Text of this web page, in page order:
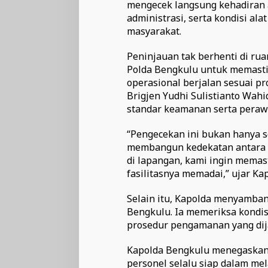
mengecek langsung
administrasi, serta kondisi
masyarakat.
Peninjauan tak berhenti di
Polda Bengkulu untuk
operasional berjalan sesuai
Brigjen Yudhi Sulistianto
standar keamanan serta
“Pengecekan ini bukan
membangun kedekatan
di lapangan, kami ingin
fasilitasnya memadai,” ujar
Selain itu, Kapolda
Bengkulu. Ia memeriksa
prosedur pengamanan yang
Kapolda Bengkulu
personel selalu siap dalam